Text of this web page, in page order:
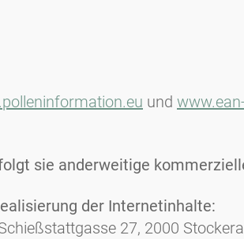
und
sie anderweitige
der Internetinhalte:
27, 2000